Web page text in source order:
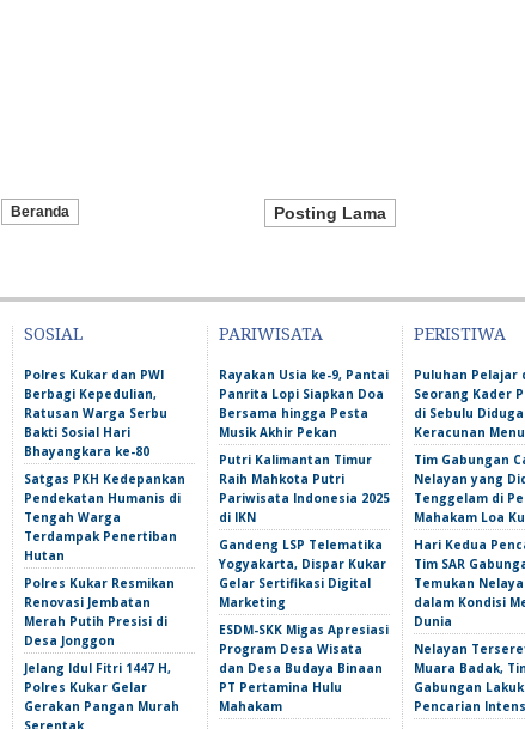
Posting Lama
Beranda
SOSIAL
Polres Kukar dan PWI
Berbagi Kepedulian,
Ratusan Warga Serbu
Bakti Sosial Hari
Bhayangkara ke-80
Satgas PKH Kedepankan
Pendekatan Humanis di
Tengah Warga
Terdampak Penertiban
Hutan
Polres Kukar Resmikan
Renovasi Jembatan
Merah Putih Presisi di
Desa Jonggon
Jelang Idul Fitri 1447 H,
Polres Kukar Gelar
Gerakan Pangan Murah
Serentak
PARIWISATA
Rayakan Usia ke-9, Pantai
Panrita Lopi Siapkan Doa
Bersama hingga Pesta
Musik Akhir Pekan
Putri Kalimantan Timur
Raih Mahkota Putri
Pariwisata Indonesia 2025
di IKN
Gandeng LSP Telematika
Yogyakarta, Dispar Kukar
Gelar Sertifikasi Digital
Marketing
ESDM-SKK Migas Apresiasi
Program Desa Wisata
dan Desa Budaya Binaan
PT Pertamina Hulu
Mahakam
PERISTIWA
Puluhan Pelajar
Seorang Kader
di Sebulu Diduga
Keracunan Menu
Tim Gabungan
Nelayan yang
Tenggelam di
Mahakam Loa
Hari Kedua
Tim SAR
Temukan
dalam Kondisi
Dunia
Nelayan
Muara Badak,
Gabungan
Pencarian